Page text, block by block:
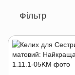
Фільтр